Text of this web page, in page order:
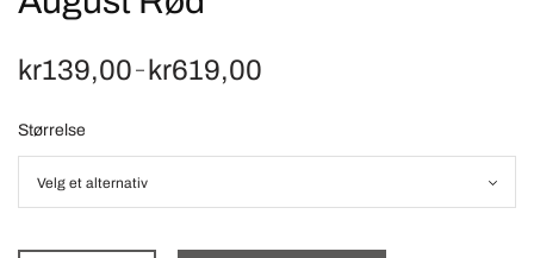
kr139,00 – kr619,00
Størrelse